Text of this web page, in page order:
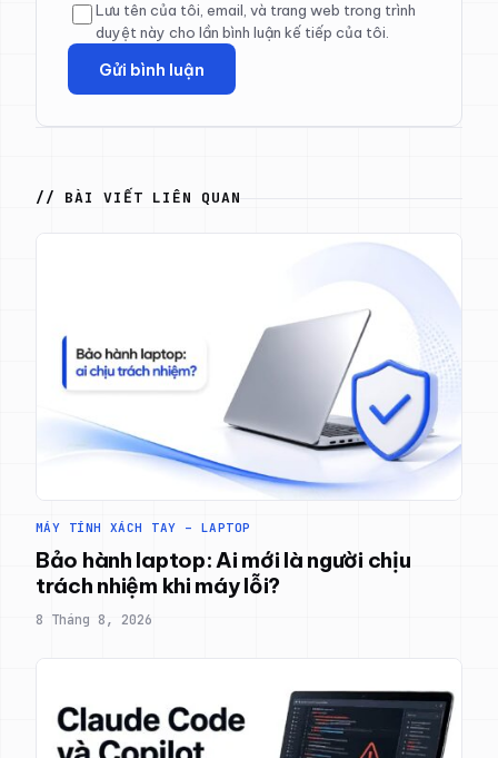
Lưu tên của tôi, email, và trang web trong trình
duyệt này cho lần bình luận kế tiếp của tôi.
// BÀI VIẾT LIÊN QUAN
MÁY TÍNH XÁCH TAY – LAPTOP
Bảo hành laptop: Ai mới là người chịu
trách nhiệm khi máy lỗi?
8 Tháng 8, 2026